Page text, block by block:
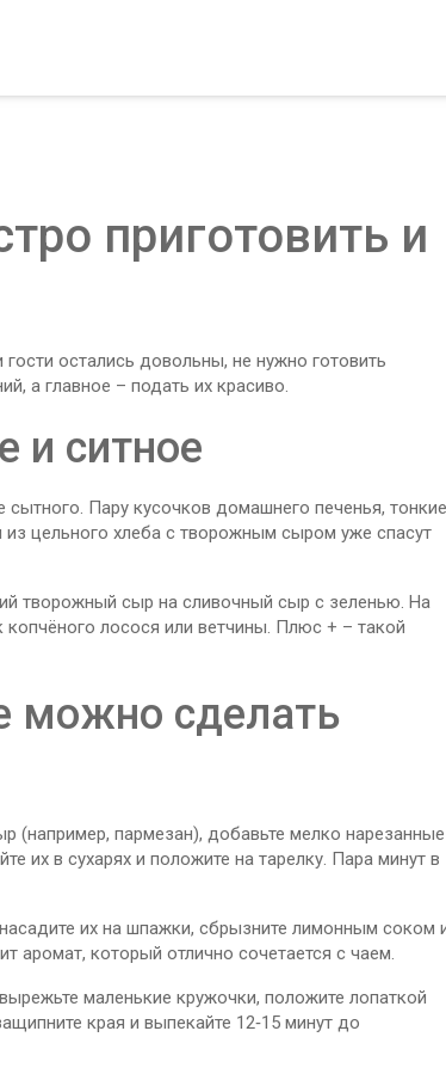
приготовить и
остались довольны, не нужно готовить
а главное – подать их красиво.
и ситное
сытного. Пару кусочков домашнего печенья, тонкие
цельного хлеба с творожным сыром уже спасут
творожный сыр на сливочный сыр с зеленью. На
лосося или ветчины. Плюс + – такой
можно сделать
(например, пармезан), добавьте мелко нарезанные
их в сухарях и положите на тарелку. Пара минут в
их на шпажки, сбрызните лимонным соком
аромат, который отлично сочетается с чаем.
маленькие кружочки, положите лопаткой
края и выпекайте 12‑15 минут до